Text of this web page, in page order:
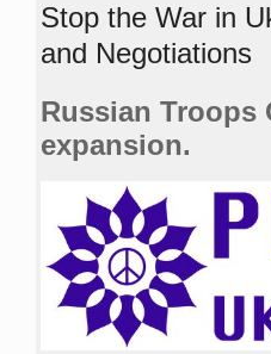
Stop the War in
and Negotiations
Russian Troops
expansion.